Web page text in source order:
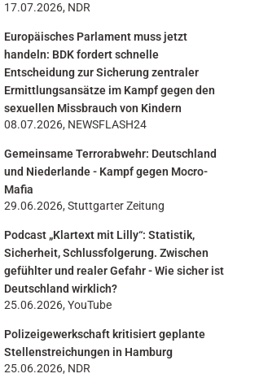
17.07.2026, NDR
Europäisches Parlament muss jetzt
handeln: BDK fordert schnelle
Entscheidung zur Sicherung zentraler
Ermittlungsansätze im Kampf gegen den
sexuellen Missbrauch von Kindern
08.07.2026, NEWSFLASH24
Gemeinsame Terrorabwehr: Deutschland
und Niederlande - Kampf gegen Mocro-
Mafia
29.06.2026, Stuttgarter Zeitung
Podcast „Klartext mit Lilly“: Statistik,
Sicherheit, Schlussfolgerung. Zwischen
gefühlter und realer Gefahr - Wie sicher ist
Deutschland wirklich?
25.06.2026, YouTube
Polizeigewerkschaft kritisiert geplante
Stellenstreichungen in Hamburg
25.06.2026, NDR